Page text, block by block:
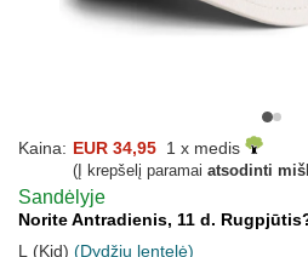
Kaina: EUR 34,95 1 x medis
(Į krepšelį paramai atsodinti
Sandėlyje
Norite Antradienis, 11 d.
L (Kid) (Dydžių lentelė)